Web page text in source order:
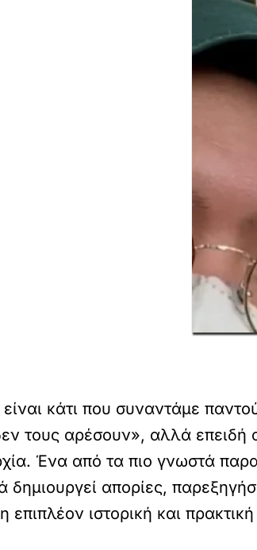
κάτι που συναντάμε
τους αρέσουν», αλλά επειδή
Ένα από τα πιο γνωστά
απορίες,
ιστορική και